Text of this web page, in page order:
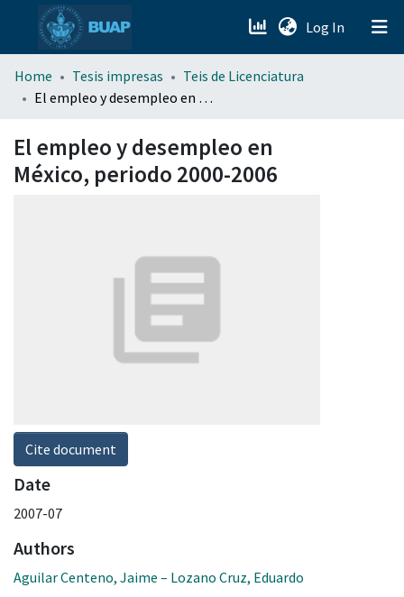
Log In (current)
menu.section.about_menu
Home Tesis impresas
Teis de Licenciatura
El empleo y desempleo en México, periodo 2000-2006
El empleo y desempleo en
México, periodo 2000-2006
Cite document
Date
2007-07
Authors
Aguilar Centeno, Jaime – Lozano Cruz, Eduardo